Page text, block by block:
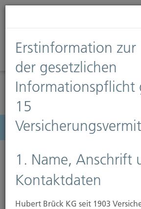
Diese Webseite verwendet Cookies.
Informationen finden Sie auf
Diese Nachricht nicht
Menü
Erstinformation zur
der gesetzlichen
Informationspflicht
15
1. Name, Anschrift
Kontaktdaten
Hubert Brück KG seit 1903